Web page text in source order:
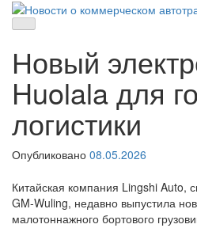
Skip
Новости о коммерческом
Новости о коммерческом
Новый
Huolala для
логистики
Опубликовано 08.05.2026
Китайская компания Lingshi Auto,
GM-Wuling, недавно выпустила
малотоннажного бортового